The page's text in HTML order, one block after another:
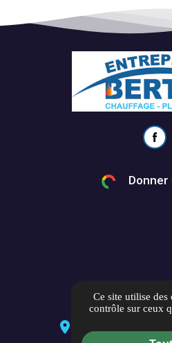
Donner
location_on
Ce site utilise des
contrôle sur ceux